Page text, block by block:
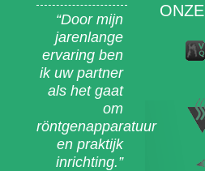
“Door mijn
jarenlange
ervaring ben
ik uw partner
als het gaat
om
röntgenapparatuur
en praktijk
inrichting.”
ONZE